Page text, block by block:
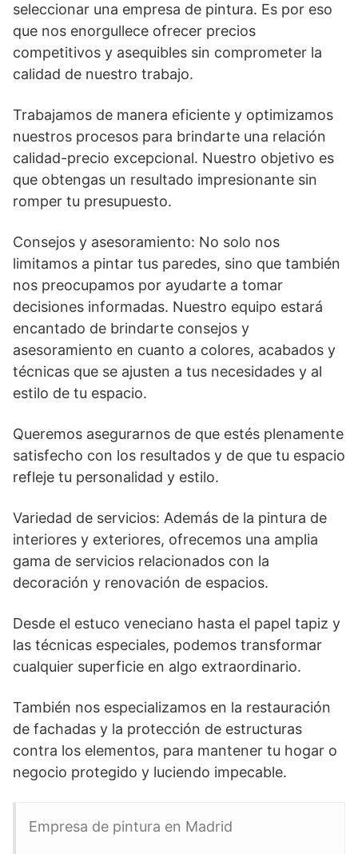
seleccionar una empresa de pintura. Es por eso
que nos enorgullece ofrecer precios
competitivos y asequibles sin comprometer la
calidad de nuestro trabajo.
Trabajamos de manera eficiente y optimizamos
nuestros procesos para brindarte una relación
calidad-precio excepcional. Nuestro objetivo es
que obtengas un resultado impresionante sin
romper tu presupuesto.
Consejos y asesoramiento: No solo nos
limitamos a pintar tus paredes, sino que también
nos preocupamos por ayudarte a tomar
decisiones informadas. Nuestro equipo estará
encantado de brindarte consejos y
asesoramiento en cuanto a colores, acabados y
técnicas que se ajusten a tus necesidades y al
estilo de tu espacio.
Queremos asegurarnos de que estés plenamente
satisfecho con los resultados y de que tu espacio
refleje tu personalidad y estilo.
Variedad de servicios: Además de la pintura de
interiores y exteriores, ofrecemos una amplia
gama de servicios relacionados con la
decoración y renovación de espacios.
Desde el estuco veneciano hasta el papel tapiz y
las técnicas especiales, podemos transformar
cualquier superficie en algo extraordinario.
También nos especializamos en la restauración
de fachadas y la protección de estructuras
contra los elementos, para mantener tu hogar o
negocio protegido y luciendo impecable.
Empresa de pintura en Madrid